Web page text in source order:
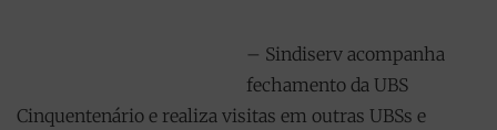
– Sindiserv acompanha
fechamento da UBS
Cinquentenário e realiza visitas em outras UBSs e